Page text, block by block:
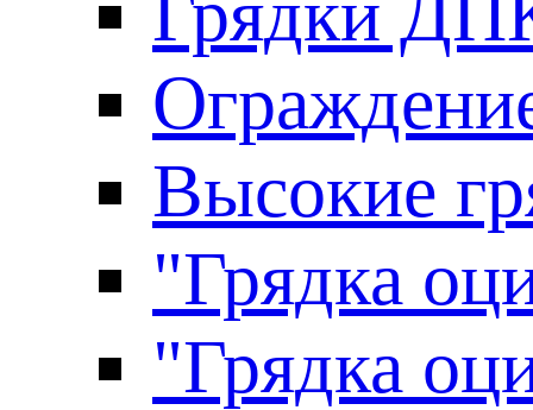
Высокие
"Грядка
"Грядка